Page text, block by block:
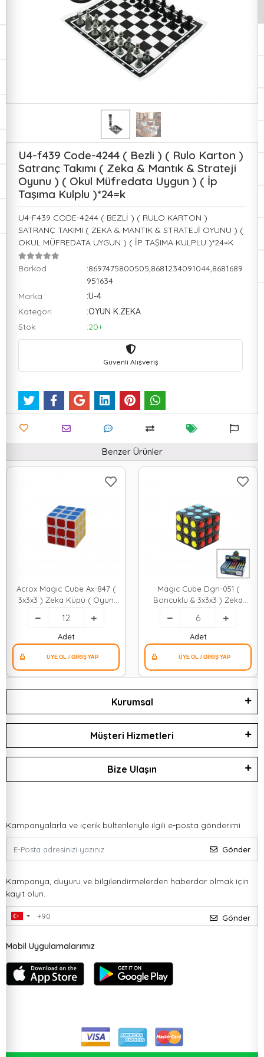
U4-f439 Code-4244 ( Bezli ) ( Rulo Karton )
Satranç Takımı ( Zeka & Mantık & Strateji
Oyunu ) ( Okul Müfredata Uygun ) ( İp
Taşıma Kulplu )*24=k
U4-F439 CODE-4244 ( BEZLİ ) ( RULO KARTON )
SATRANÇ TAKIMI ( ZEKA & MANTIK & STRATEJİ OYUNU ) (
OKUL MÜFREDATA UYGUN ) ( İP TAŞIMA KULPLU )*24=K
Barkod
:8697475800505,8681234091044,8681689
951634
Marka
:U-4
Kategori
:OYUN K.ZEKA
Stok
:20+
Güvenli Alışveriş
Benzer Ürünler
Acrox Magıc Cube Ax-847 (
3x3x3 ) Zeka Küpü ( Oyun
)*12x24
Adet
Magıc Cube Dgn-051 (
Boncuklu & 3x3x3 ) Zeka
Küpü*6x48
Adet
Kurumsal
Müşteri Hizmetleri
Bize Ulaşın
Kampanyalarla ve içerik bültenleriyle ilgili e-posta gönderimi
Gönder
Kampanya, duyuru ve bilgilendirmelerden haberdar olmak için
kayıt olun.
Gönder
Mobil Uygulamalarımız